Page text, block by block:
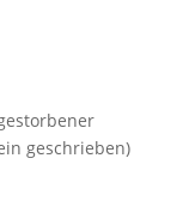
geschrieben)